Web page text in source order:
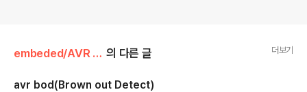
embeded/AVR (ATmega,ATtiny) 의 다른 글 더보기
avr bod(Brown out Detect)